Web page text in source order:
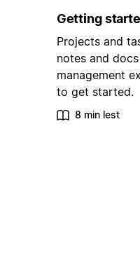
Getting
Projects and
notes and
management
to get started.
8 min lest